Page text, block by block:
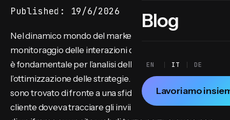
Blog
EN IT DE
Lavoriamo
Published: 19/6/2026
Nel dinamico mondo del marketing digitale, il
monitoraggio delle interazioni degli utenti sui siti web
è fondamentale per l’analisi delle prestazioni e
l’ottimizzazione delle strategie. Recentemente mi
sono trovato di fronte a una sfida interessante: un
cliente doveva tracciare gli invii dei moduli all’interno